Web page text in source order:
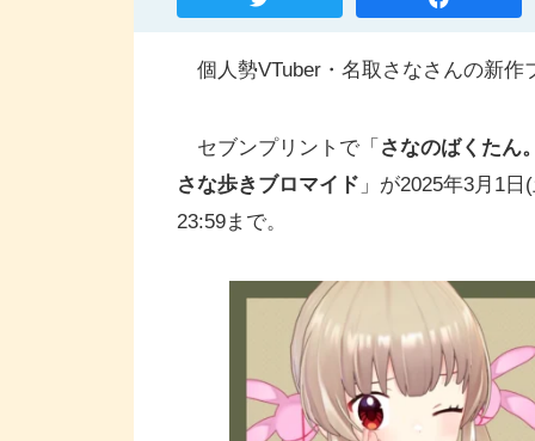
個人勢VTuber・名取さなさんの新作
セブンプリントで「 さなのばくたん
さな歩きブロマイド 」が2025年3月1
23:59まで。